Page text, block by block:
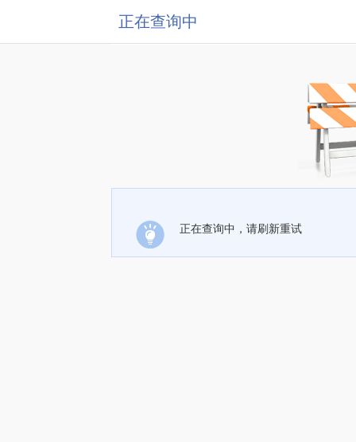
正在查询中
正在查询中，请刷新重试